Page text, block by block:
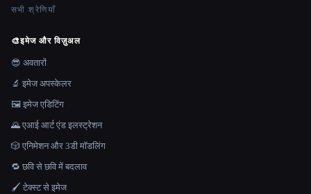
सभी श्रेणियाँ
🎨इमेज और विज़ुअल
😎 अवतारों
🔬 इमेज अपस्केलर
🖼️ इमेज एडिटिंग
🌄 एआई आर्ट एंड इलस्ट्रेशन
🎲 एनिमेशन और 3डी मॉडलिंग
🔁 छवि से छवि में बदलाव
🖌️ टेक्स्ट से इमेज